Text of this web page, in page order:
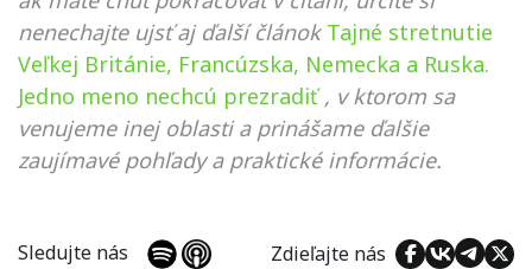
nenechajte ujsť aj ďalší článok Tajné stretnutie
Veľkej Británie, Francúzska, Nemecka a Ruska.
Jedno meno nechcú prezradiť , v ktorom sa
venujeme inej oblasti a prinášame ďalšie
zaujímavé pohľady a praktické informácie.
Sledujte nás Zdieľajte nás